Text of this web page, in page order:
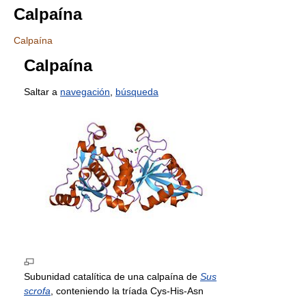
Calpaína
Calpaína
Calpaína
Saltar a navegación búsqueda
Subunidad catalítica de una calpaína de Sus
scrofa , conteniendo la tríada Cys-His-Asn